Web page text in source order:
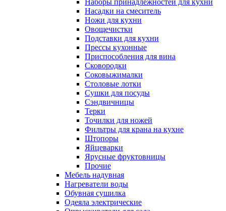
Наборы принадлежностей для кухни
Насадки на смеситель
Ножи для кухни
Овощечистки
Подставки для кухни
Прессы кухонные
Приспособления для вина
Сковородки
Соковыжималки
Столовые лотки
Сушки для посуды
Сэндвичницы
Терки
Точилки для ножей
Фильтры для крана на кухне
Штопоры
Яйцеварки
Ярусные фруктовницы
Прочие
Мебель надувная
Нагреватели воды
Обувная сушилка
Одеяла электрические